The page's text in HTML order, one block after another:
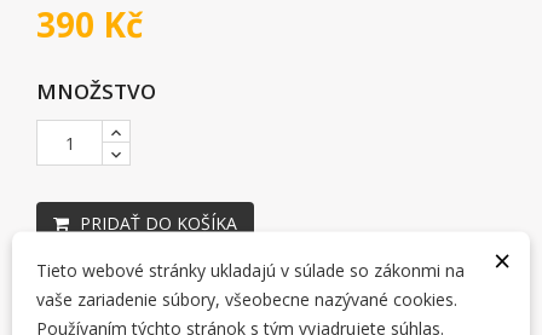
390 Kč
MNOŽSTVO
PRIDAŤ DO KOŠÍKA
POPIS
DETAILY PRODUKTU
×
Tieto webové stránky ukladajú v súlade so zákonmi na
vaše zariadenie súbory, všeobecne nazývané cookies.
Používaním týchto stránok s tým vyjadrujete súhlas.